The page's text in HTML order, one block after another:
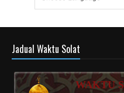
Jadual Waktu Solat